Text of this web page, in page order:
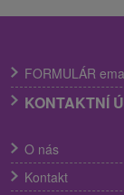
FORMULÁR
KONTAKTNÍ
O nás
Kontakt